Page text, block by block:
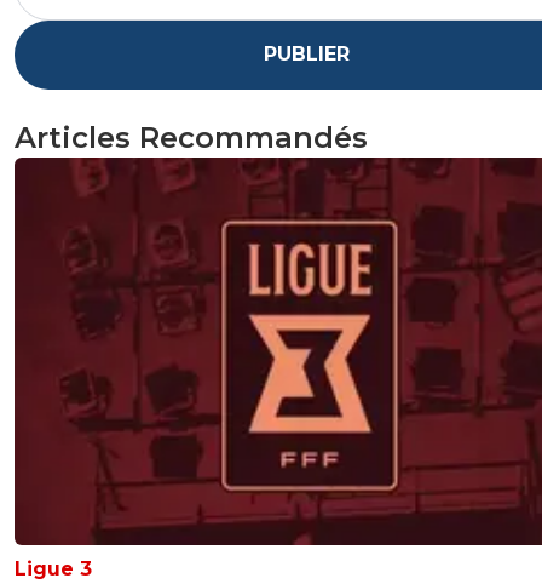
PUBLIER
Articles Recommandés
Ligue 3